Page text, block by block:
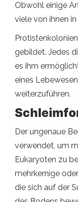
Obwohl einige
viele von ihnen
gebildet. Jedes
es ihm
eines
weiterzuführen.
Der ungenaue
verwendet, um
Eukaryoten zu
mehrkernige
die sich auf der